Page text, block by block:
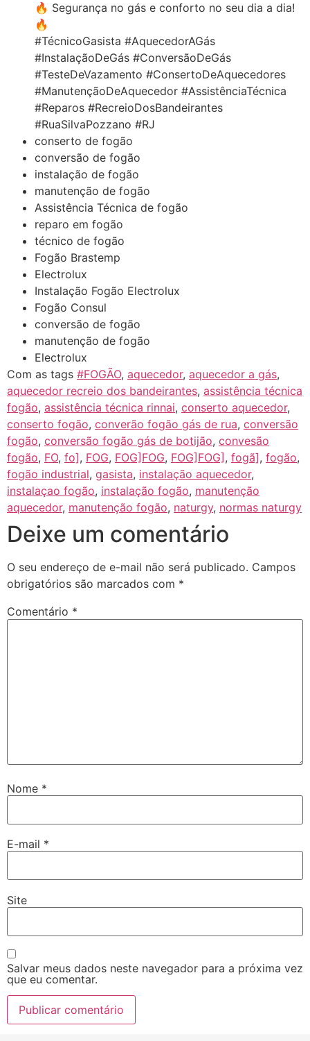
🔥 Segurança no gás e conforto no seu dia a dia!
🔥
#TécnicoGasista #AquecedorAGás
#InstalaçãoDeGás #ConversãoDeGás
#TesteDeVazamento #ConsertoDeAquecedores
#ManutençãoDeAquecedor #AssistênciaTécnica
#Reparos #RecreioDosBandeirantes
#RuaSilvaPozzano #RJ
conserto de fogão
conversão de fogão
instalação de fogão
manutenção de fogão
Assistência Técnica de fogão
reparo em fogão
técnico de fogão
Fogão Brastemp
Electrolux
Instalação Fogão Electrolux
Fogão Consul
conversão de fogão
manutenção de fogão
Electrolux
Com as tags #FOGÃO, aquecedor, aquecedor a gás,
aquecedor recreio dos bandeirantes, assistência técnica
fogão, assistência técnica rinnai, conserto aquecedor,
conserto fogão, converão fogão gás de rua, conversão
fogão, conversão fogão gás de botijão, convesão
fogão, FO, fo], FOG, FOG]FOG, FOG]FOG] , fogã], fogão,
fogão industrial, gasista, instalação aquecedor,
instalaçao fogão, instalação fogão, manutenção
aquecedor, manutenção fogão, naturgy, normas naturgy
Deixe um comentário
O seu endereço de e-mail não será publicado. Campos
obrigatórios são marcados com *
Comentário *
Nome *
E-mail *
Site
Salvar meus dados neste navegador para a próxima vez
que eu comentar.